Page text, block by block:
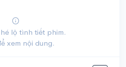
hé lộ tình tiết phim.
xem nội dung.